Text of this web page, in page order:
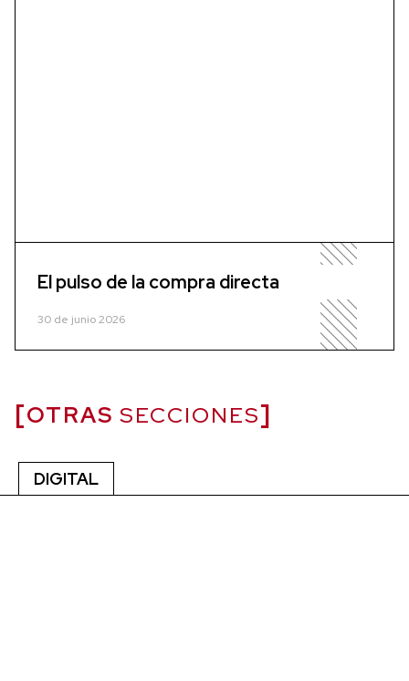
El pulso de la compra directa
30 de junio 2026
OTRAS SECCIONES
DIGITAL